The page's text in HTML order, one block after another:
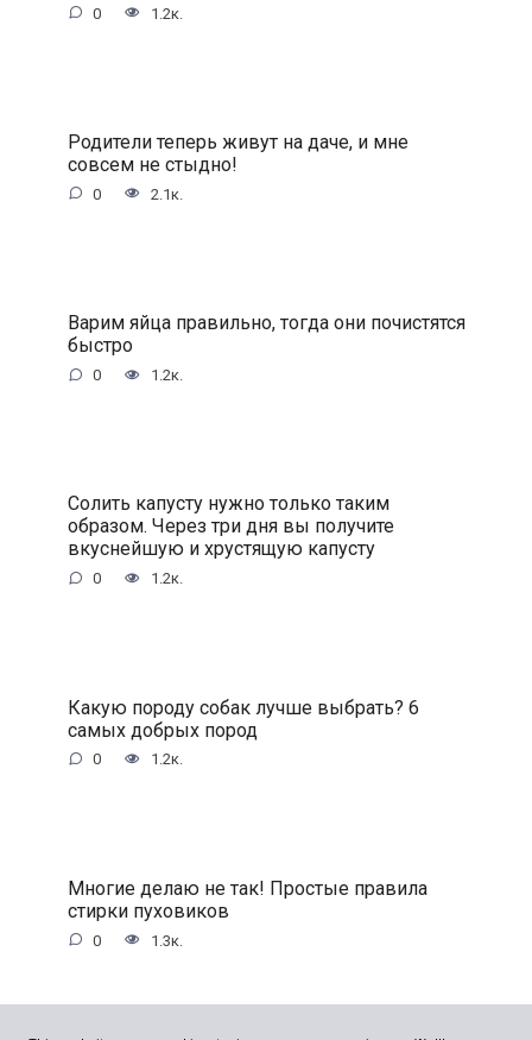
0 1.2к.
Родители теперь живут на даче, и мне
совсем не стыдно!
0 2.1к.
Варим яйца правильно, тогда они почистятся
быстро
0 1.2к.
Солить капусту нужно только таким
образом. Через три дня вы получите
вкуснейшую и хрустящую капусту
0 1.2к.
Какую породу собак лучше выбрать? 6
самых добрых пород
0 1.2к.
Многие делаю не так! Простые правила
стирки пуховиков
0 1.3к.